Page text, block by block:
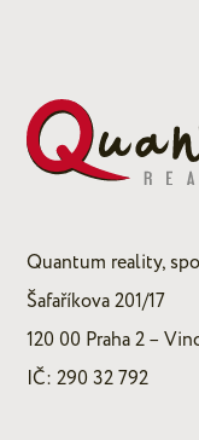
Quantum reality,
Šafaříkova 201/17
120 00 Praha 2 –
IČ: 290 32 792